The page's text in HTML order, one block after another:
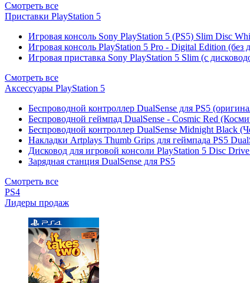
Смотреть все
Приставки PlayStation 5
Игровая консоль Sony PlayStation 5 (PS5) Slim Disc
Игровая консоль PlayStation 5 Pro - Digital Edition
Игровая приставка Sony PlayStation 5 Slim (с
Смотреть все
Аксессуары PlayStation 5
Беспроводной контроллер DualSense для PS5
Беспроводной геймпад DualSense - Cosmic Red
Беспроводной контроллер DualSense Midnight Black
Накладки Artplays Thumb Grips для геймпада PS5
Дисковод для игровой консоли PlayStation 5 Disc
Зарядная станция DualSense для PS5
Смотреть все
PS4
Лидеры продаж